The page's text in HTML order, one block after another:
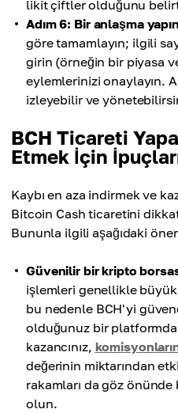
likit çiftler olduğunu
Adım 6: Bir anlaşma
göre tamamlayın; ilgili
girin (örneğin bir piyasa
eylemlerinizi onaylayın.
izleyebilir ve
BCH Ticareti
Etmek İçin
Kaybı en aza indirmek ve
Bitcoin Cash ticaretini
Bununla ilgili aşağıdaki
Güvenilir bir kripto
işlemleri genellikle
bu nedenle BCH'yi
olduğunuz bir platformda
kazancınız,
değerinin miktarından
rakamları da göz
olun.